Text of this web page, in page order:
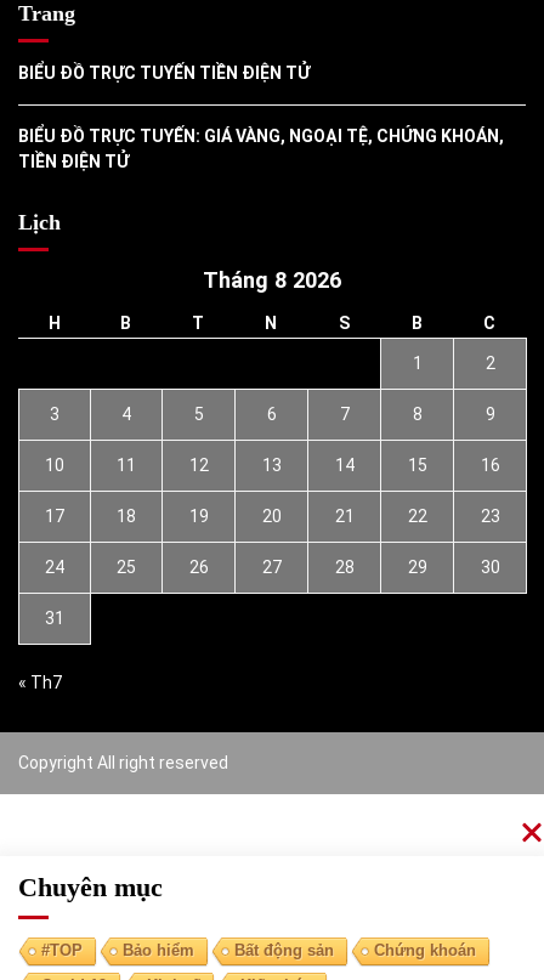
Trang
BIỂU ĐỒ TRỰC TUYẾN TIỀN ĐIỆN TỬ
BIỂU ĐỒ TRỰC TUYẾN: GIÁ VÀNG, NGOẠI TỆ, CHỨNG KHOÁN,
TIỀN ĐIỆN TỬ
Lịch
Tháng 8 2026
H B T N S B C
1 2
3 4 5 6 7 8 9
10 11 12 13 14 15 16
17 18 19 20 21 22 23
24 25 26 27 28 29 30
31
« Th7
Copyright All right reserved
Chuyên mục
#TOP Bảo hiểm Bất động sản
Chứng khoán